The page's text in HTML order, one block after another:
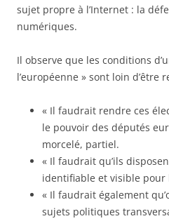
sujet propre à l’Internet : la
numériques.
Il observe que les conditions
l’européenne » sont loin d’être
« Il faudrait rendre ces
le pouvoir des députés
morcelé, partiel.
« Il faudrait qu’ils
identifiable et visible pour
« Il faudrait également
sujets politiques